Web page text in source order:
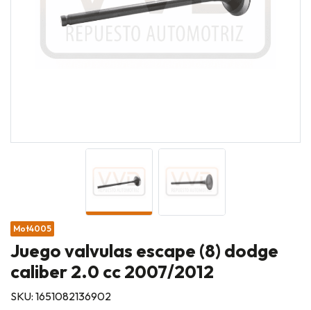
Mot4005
Juego valvulas escape (8) dodge
caliber 2.0 cc 2007/2012
SKU: 1651082136902